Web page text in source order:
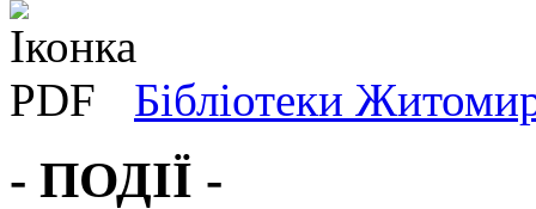
Бібліотеки
- ПОДІЇ -